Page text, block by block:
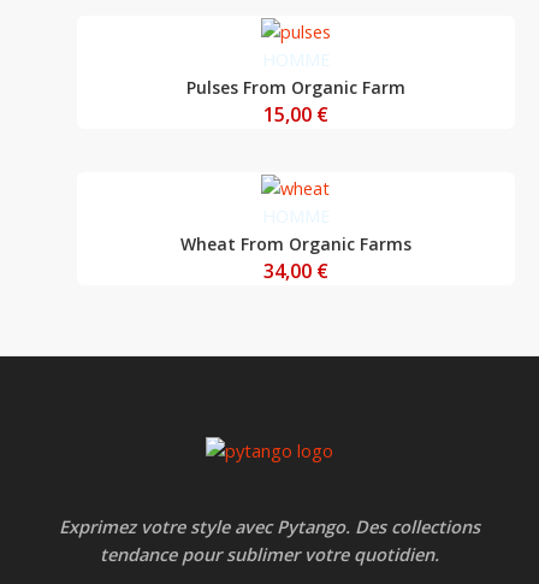
HOMME
Pulses From Organic Farm
15,00 €
HOMME
Wheat From Organic Farms
34,00 €
Exprimez votre style avec Pytango. Des collections
tendance pour sublimer votre quotidien.